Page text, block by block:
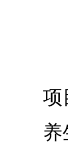
项
养生